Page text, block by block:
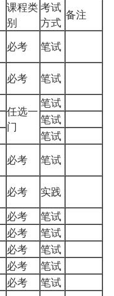
课程类
别
考试
方式
备注
必考 笔试
必考 笔试
任选一
门
笔试
笔试
笔试
必考 笔试
必考
实践
必考
笔试
必考
笔试
必考
笔试
必考
笔试
必考
笔试